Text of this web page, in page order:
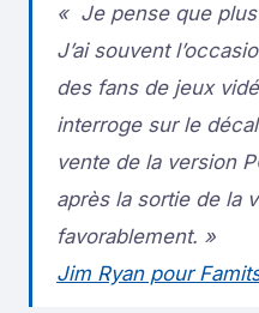
« Je pense que
J’ai souvent
des fans de jeux
interroge sur le
vente de la version
après la sortie de la
favorablement. »
Jim Ryan pour